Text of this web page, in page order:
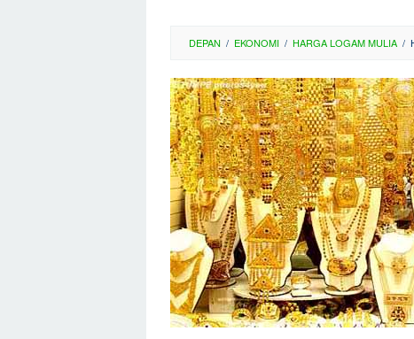
DEPAN / EKONOMI / HARGA LOGAM MULIA /